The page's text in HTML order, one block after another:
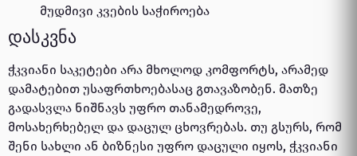
მუდმივი კვების საჭიროება
დასკვნა
ჭკვიანი საკეტები არა მხოლოდ კომფორტს, არამედ
დამატებით უსაფრთხოებასაც გთავაზობენ. მათზე
გადასვლა ნიშნავს უფრო თანამედროვე,
მოსახერხებელ და დაცულ ცხოვრებას. თუ გსურს, რომ
შენი სახლი ან ბიზნესი უფრო დაცული იყოს, ჭკვიანი